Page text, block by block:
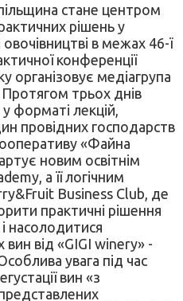
стане центром
рішень у
овочівництві в межах 46-ї
конференції
організовує медіагрупа
Протягом трьох днів
форматі лекцій,
провідних господарств
«Файна
новим освітнім
а її логічним
Business Club, де
практичні рішення
насолодитися
вин від «GIGI winery» -
увага під час
вин «з